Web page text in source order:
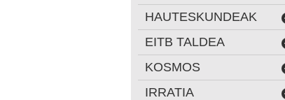
HAUTESKUNDEAK
EITB TALDEA
KOSMOS
IRRATIA